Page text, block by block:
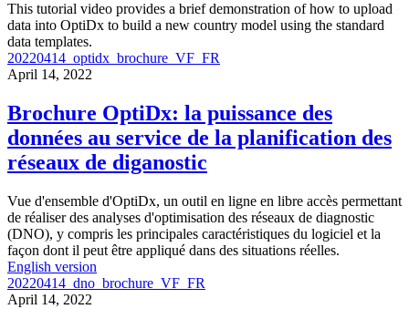
This tutorial video provides a brief demonstration of how to upload
data into OptiDx to build a new country model using the standard
data templates.
20220414_optidx_brochure_VF_FR
April 14, 2022
Brochure OptiDx: la puissance des
données au service de la planification des
réseaux de diganostic
Vue d'ensemble d'OptiDx, un outil en ligne en libre accès permettant
de réaliser des analyses d'optimisation des réseaux de diagnostic
(DNO), y compris les principales caractéristiques du logiciel et la
façon dont il peut être appliqué dans des situations réelles.
English version
20220414_dno_brochure_VF_FR
April 14, 2022